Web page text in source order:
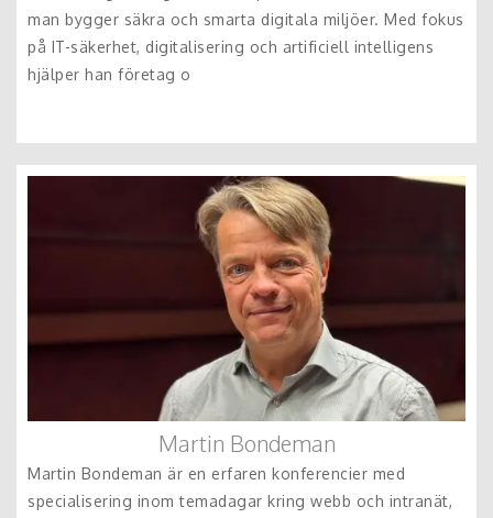
man bygger säkra och smarta digitala miljöer. Med fokus
på IT-säkerhet, digitalisering och artificiell intelligens
hjälper han företag o
Martin Bondeman
Martin Bondeman är en erfaren konferencier med
specialisering inom temadagar kring webb och intranät,